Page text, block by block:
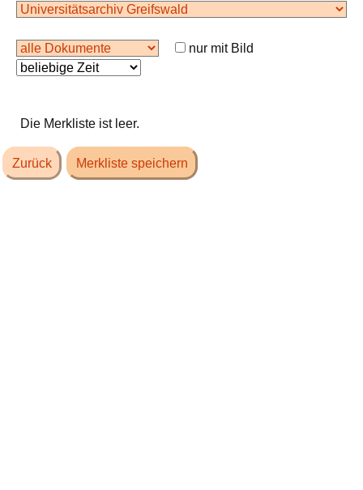
nur mit Bild
Die Merkliste ist leer.
Zurück Merkliste speichern